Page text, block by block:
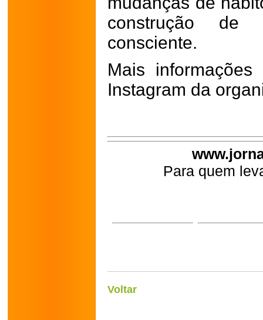
construção de
consciente.
Mais
Instagram da
Para quem
Voltar